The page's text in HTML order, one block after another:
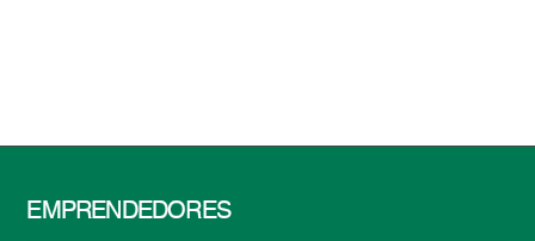
EMPRENDEDORES